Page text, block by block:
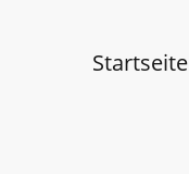
Startseite